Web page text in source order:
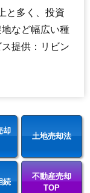
と多く、投資
など幅広い種
提供：リビン
却
土地売却法
続
不動産売却
TOP